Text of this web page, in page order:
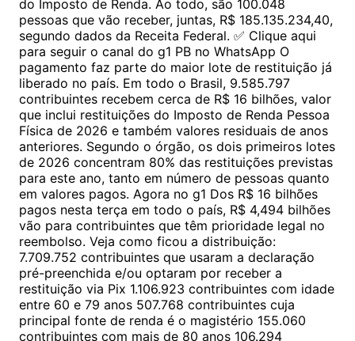
do Imposto de Renda. Ao todo, são 100.048
pessoas que vão receber, juntas, R$ 185.135.234,40,
segundo dados da Receita Federal. ✅ Clique aqui
para seguir o canal do g1 PB no WhatsApp O
pagamento faz parte do maior lote de restituição já
liberado no país. Em todo o Brasil, 9.585.797
contribuintes recebem cerca de R$ 16 bilhões, valor
que inclui restituições do Imposto de Renda Pessoa
Física de 2026 e também valores residuais de anos
anteriores. Segundo o órgão, os dois primeiros lotes
de 2026 concentram 80% das restituições previstas
para este ano, tanto em número de pessoas quanto
em valores pagos. Agora no g1 Dos R$ 16 bilhões
pagos nesta terça em todo o país, R$ 4,494 bilhões
vão para contribuintes que têm prioridade legal no
reembolso. Veja como ficou a distribuição:
7.709.752 contribuintes que usaram a declaração
pré-preenchida e/ou optaram por receber a
restituição via Pix 1.106.923 contribuintes com idade
entre 60 e 79 anos 507.768 contribuintes cuja
principal fonte de renda é o magistério 155.060
contribuintes com mais de 80 anos 106.294